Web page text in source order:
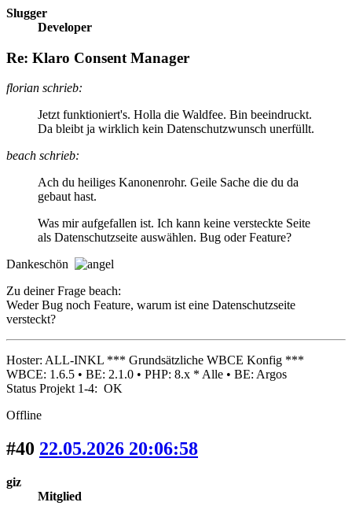
Slugger
Developer
Re: Klaro Consent Manager
florian schrieb:
Jetzt funktioniert's. Holla die Waldfee. Bin beeindruckt.
Da bleibt ja wirklich kein Datenschutzwunsch unerfüllt.
beach schrieb:
Ach du heiliges Kanonenrohr. Geile Sache die du da
gebaut hast.
Was mir aufgefallen ist. Ich kann keine versteckte Seite
als Datenschutzseite auswählen. Bug oder Feature?
Dankeschön
Zu deiner Frage beach:
Weder Bug noch Feature, warum ist eine Datenschutzseite
versteckt?
Hoster: ALL-INKL *** Grundsätzliche WBCE Konfig ***
WBCE: 1.6.5 • BE: 2.1.0 • PHP: 8.x * Alle • BE: Argos
Status Projekt 1-4: OK
Offline
#40 22.05.2026 20:06:58
giz
Mitglied